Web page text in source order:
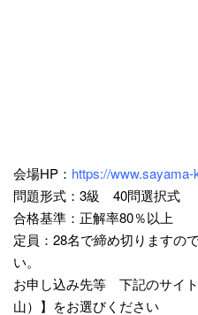
会場HP： https://www.sayama-
問題形式：3級 40問選択式
合格基準：正解率80％以上
定員：28名で締め切りますの
い。
お申し込み先等 下記のサイ
山）】をお選びください